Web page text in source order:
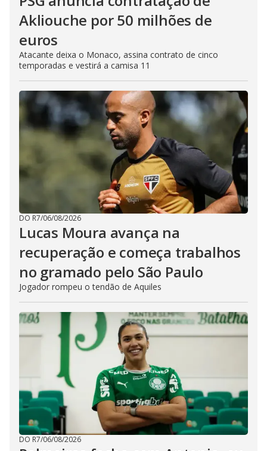
Akliouche por 50 milhões de
euros
Atacante deixa o Monaco, assina contrato de cinco
temporadas e vestirá a camisa 11
DO R7/06/08/2026
Lucas Moura avança na
recuperação e começa trabalhos
no gramado pelo São Paulo
Jogador rompeu o tendão de Aquiles
DO R7/06/08/2026